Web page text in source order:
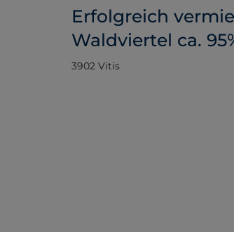
Erfolgreich
Waldviertel ca.
3902 Vitis